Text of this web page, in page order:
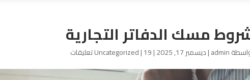
مسك الدفاتر التجارية
admin
|ديسمبر 17, 2025 |
Uncategorized|19 تعليقات